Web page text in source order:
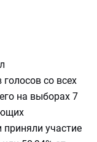
со всех
на выборах 7
приняли участие